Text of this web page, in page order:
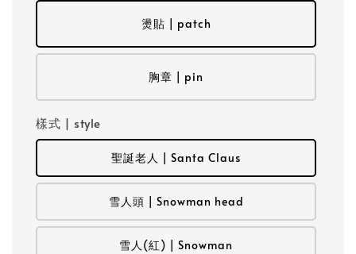
燙貼 | patch
胸章 | pin
樣式 | style
聖誕老人 | Santa Claus
雪人頭 | Snowman head
雪人(紅) | Snowman